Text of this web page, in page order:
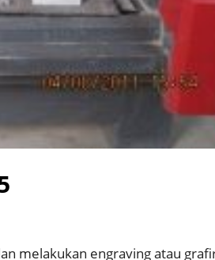
melakukan engraving atau